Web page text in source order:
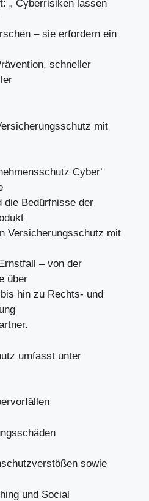
„ Cyberrisiken lassen
– sie erfordern ein
schneller
mit
Cyber‘
die Bedürfnisse der
Versicherungsschutz mit
– von der
über
hin zu Rechts- und
umfasst unter
sowie
und Social